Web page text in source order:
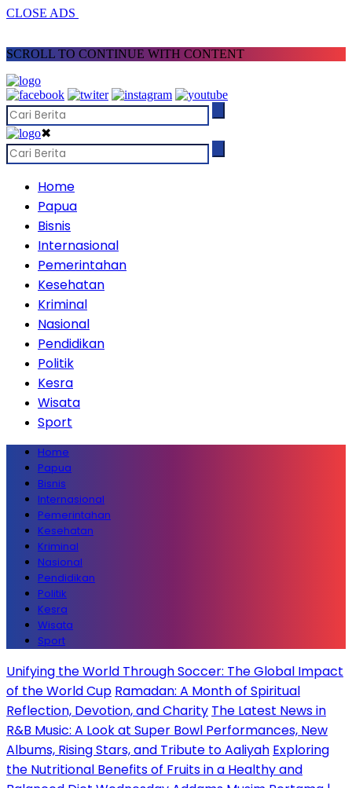
CLOSE ADS
SCROLL TO CONTINUE WITH CONTENT
✖
Home
Papua
Bisnis
Internasional
Pemerintahan
Kesehatan
Kriminal
Nasional
Pendidikan
Politik
Kesra
Wisata
Sport
Home
Papua
Bisnis
Internasional
Pemerintahan
Kesehatan
Kriminal
Nasional
Pendidikan
Politik
Kesra
Wisata
Sport
Unifying the World Through Soccer: The Global Impact
of the World Cup Ramadan: A Month of Spiritual
Reflection, Devotion, and Charity The Latest News in
R&B Music: A Look at Super Bowl Performances, New
Albums, Rising Stars, and Tribute to Aaliyah Exploring
the Nutritional Benefits of Fruits in a Healthy and